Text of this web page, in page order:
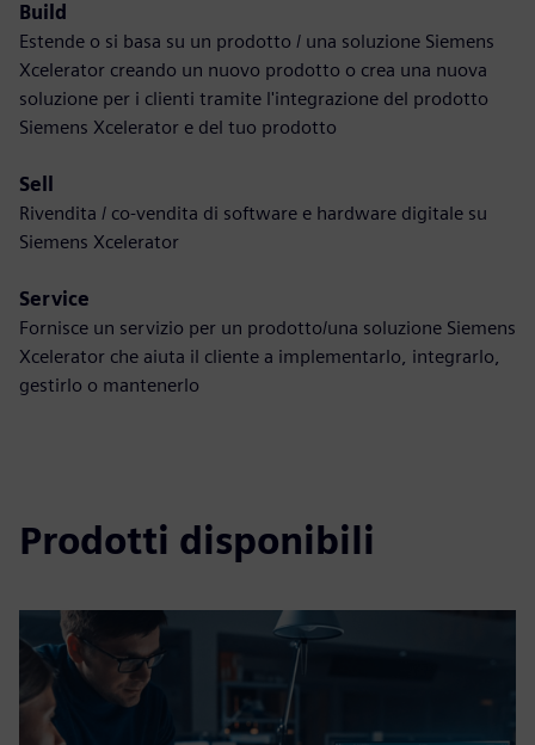
Build
Estende o si basa su un prodotto / una soluzione Siemens
Xcelerator creando un nuovo prodotto o crea una nuova
soluzione per i clienti tramite l'integrazione del prodotto
Siemens Xcelerator e del tuo prodotto
Sell
Rivendita / co-vendita di software e hardware digitale su
Siemens Xcelerator
Service
Fornisce un servizio per un prodotto/una soluzione Siemens
Xcelerator che aiuta il cliente a implementarlo, integrarlo,
gestirlo o mantenerlo
Prodotti disponibili